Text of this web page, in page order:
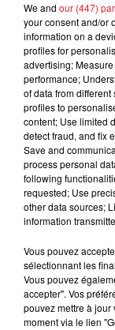
We and our (447)
your consent and/or
information on a
profiles for
advertising;
performance;
of data from
profiles to
content; Use limited
detect fraud, and fix
Save and
process personal
following
requested; Use
other data sources;
information
Vous pouvez
sélectionnant les
Vous pouvez
accepter". Vos
pouvez mettre à jour
moment via le lien